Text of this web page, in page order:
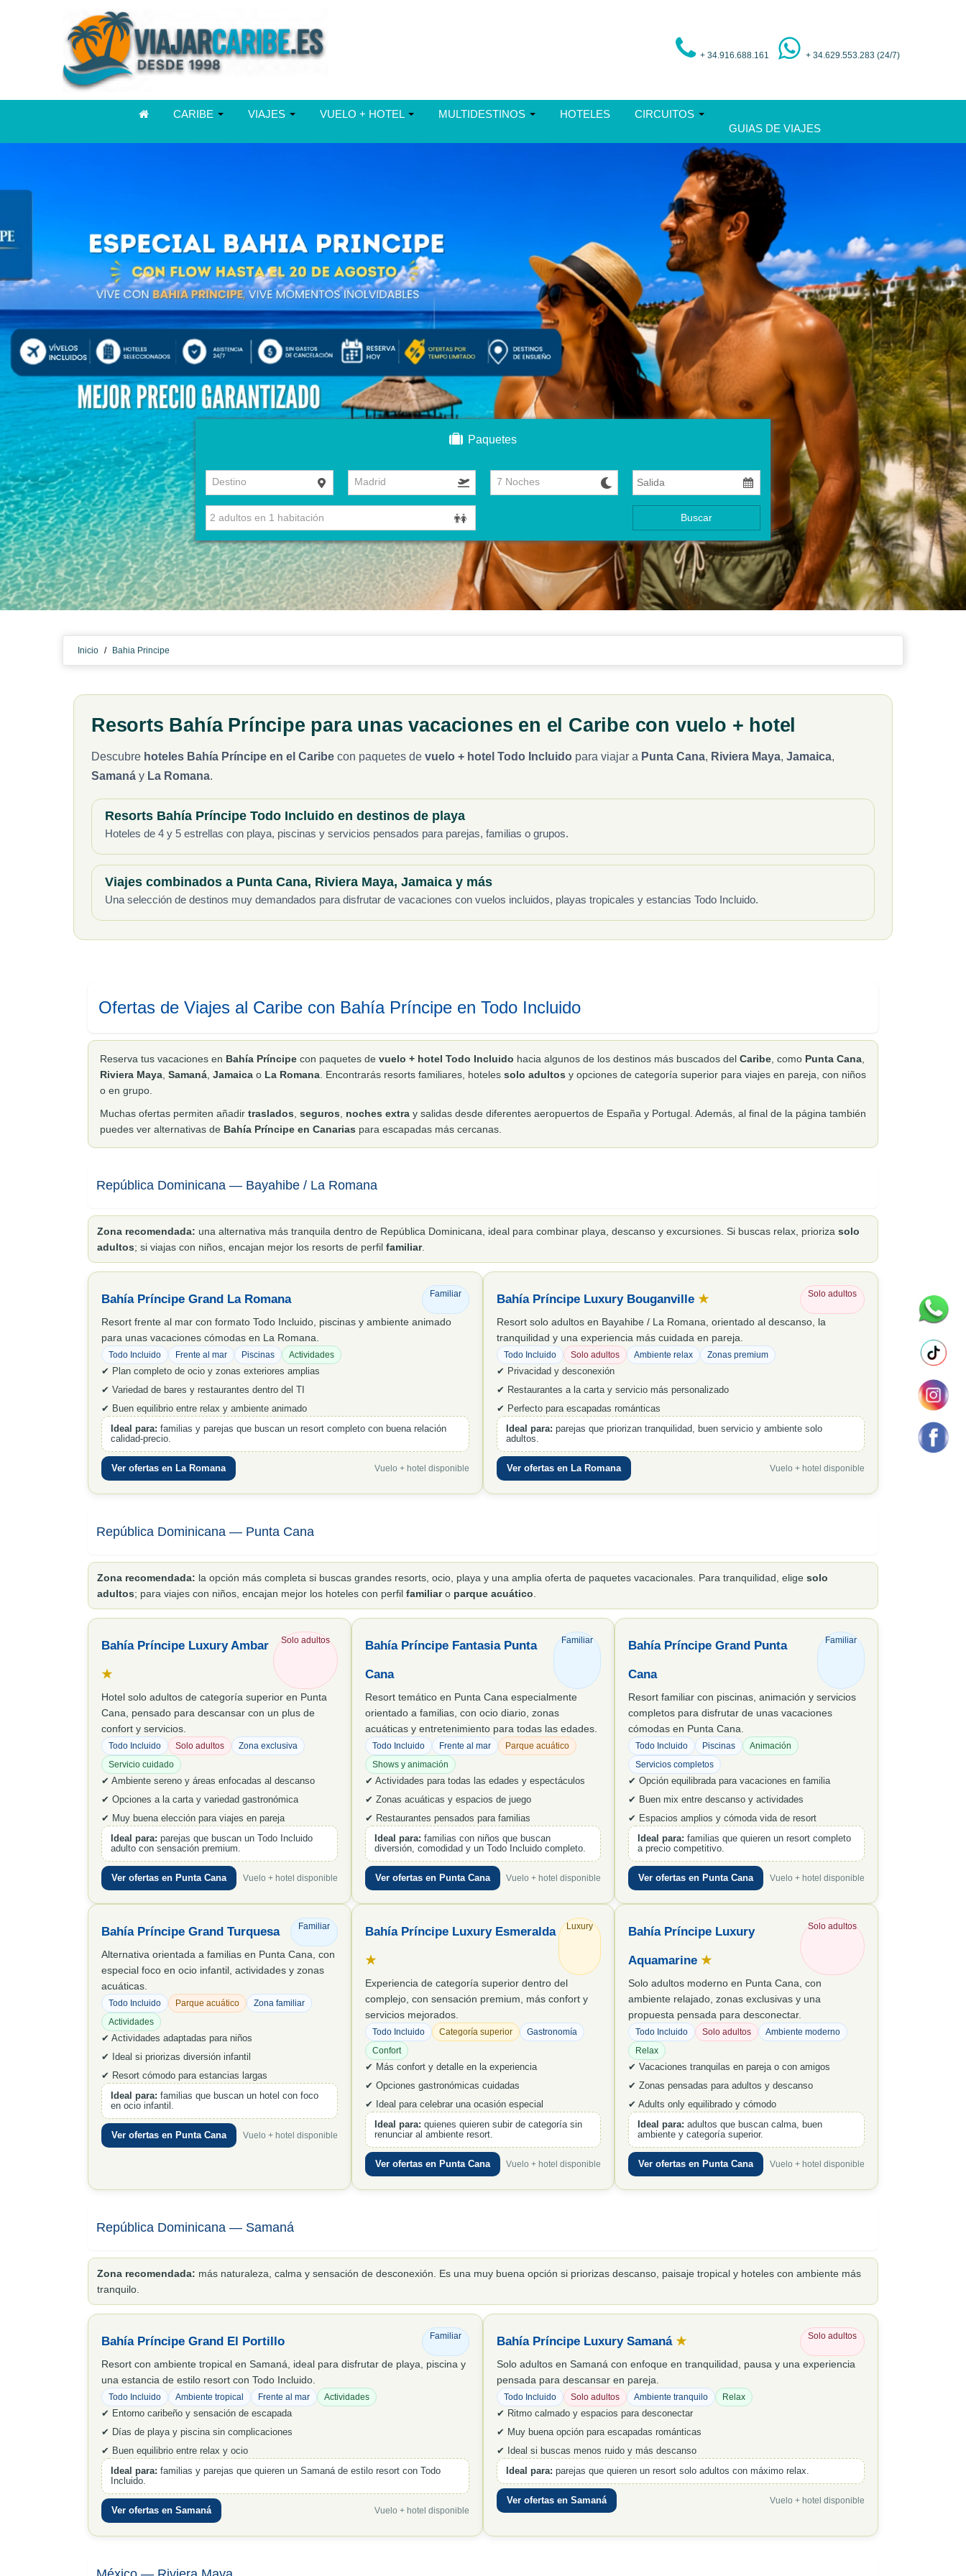
+ 34.916.688.161 + 34.629.553.283 (24/7)
CARIBE VIAJES VUELO + HOTEL MULTIDESTINOS HOTELES
CIRCUITOS
GUIAS DE VIAJES
Paquetes
Destino Madrid 7 Noches
Buscar
Inicio / Bahia Principe
Resorts Bahía Príncipe para unas vacaciones en el Caribe con vuelo + hotel
Descubre hoteles Bahía Príncipe en el Caribe con paquetes de vuelo + hotel Todo Incluido para viajar a Punta Cana, Riviera Maya, Jamaica,
Samaná y La Romana.
Resorts Bahía Príncipe Todo Incluido en destinos de playa
Hoteles de 4 y 5 estrellas con playa, piscinas y servicios pensados para parejas, familias o grupos.
Viajes combinados a Punta Cana, Riviera Maya, Jamaica y más
Una selección de destinos muy demandados para disfrutar de vacaciones con vuelos incluidos, playas tropicales y estancias Todo Incluido.
Ofertas de Viajes al Caribe con Bahía Príncipe en Todo Incluido
Reserva tus vacaciones en Bahía Príncipe con paquetes de vuelo + hotel Todo Incluido hacia algunos de los destinos más buscados del Caribe, como Punta Cana,
Riviera Maya, Samaná, Jamaica o La Romana. Encontrarás resorts familiares, hoteles solo adultos y opciones de categoría superior para viajes en pareja, con niños
o en grupo.
Muchas ofertas permiten añadir traslados, seguros, noches extra y salidas desde diferentes aeropuertos de España y Portugal. Además, al final de la página también
puedes ver alternativas de Bahía Príncipe en Canarias para escapadas más cercanas.
República Dominicana — Bayahibe / La Romana
Zona recomendada: una alternativa más tranquila dentro de República Dominicana, ideal para combinar playa, descanso y excursiones. Si buscas relax, prioriza solo
adultos; si viajas con niños, encajan mejor los resorts de perfil familiar.
Bahía Príncipe Grand La Romana Familiar
Resort frente al mar con formato Todo Incluido, piscinas y ambiente animado
para unas vacaciones cómodas en La Romana.
Todo Incluido Frente al mar Piscinas Actividades
✔ Plan completo de ocio y zonas exteriores amplias
✔ Variedad de bares y restaurantes dentro del TI
✔ Buen equilibrio entre relax y ambiente animado
Ideal para: familias y parejas que buscan un resort completo con buena relación
calidad-precio.
Ver ofertas en La Romana Vuelo + hotel disponible
Bahía Príncipe Luxury Bouganville ★ Solo adultos
Resort solo adultos en Bayahibe / La Romana, orientado al descanso, la
tranquilidad y una experiencia más cuidada en pareja.
Todo Incluido Solo adultos Ambiente relax Zonas premium
✔ Privacidad y desconexión
✔ Restaurantes a la carta y servicio más personalizado
✔ Perfecto para escapadas románticas
Ideal para: parejas que priorizan tranquilidad, buen servicio y ambiente solo
adultos.
Ver ofertas en La Romana Vuelo + hotel disponible
República Dominicana — Punta Cana
Zona recomendada: la opción más completa si buscas grandes resorts, ocio, playa y una amplia oferta de paquetes vacacionales. Para tranquilidad, elige solo
adultos; para viajes con niños, encajan mejor los hoteles con perfil familiaro parque acuático.
Bahía Príncipe Luxury Ambar
★
Solo adultos
Hotel solo adultos de categoría superior en Punta
Cana, pensado para descansar con un plus de
confort y servicios.
Todo Incluido Solo adultos
Zona exclusiva
Servicio cuidado
✔ Ambiente sereno y áreas enfocadas al descanso
✔ Opciones a la carta y variedad gastronómica
✔ Muy buena elección para viajes en pareja
Ideal para: parejas que buscan un Todo Incluido
adulto con sensación premium.
Ver ofertas en Punta Cana Vuelo + hotel disponible
Bahía Príncipe Fantasia Punta
Cana
Familiar
Resort temático en Punta Cana especialmente
orientado a familias, con ocio diario, zonas
acuáticas y entretenimiento para todas las edades.
Todo Incluido Frente al mar
Parque acuático
Shows y animación
✔ Actividades para todas las edades y espectáculos
✔ Zonas acuáticas y espacios de juego
✔ Restaurantes pensados para familias
Ideal para: familias con niños que buscan
diversión, comodidad y un Todo Incluido completo.
Ver ofertas en Punta Cana Vuelo + hotel disponible
Bahía Príncipe Grand Punta
Cana
Familiar
Resort familiar con piscinas, animación y servicios
completos para disfrutar de unas vacaciones
cómodas en Punta Cana.
Todo Incluido Piscinas
Animación
Servicios completos
✔ Opción equilibrada para vacaciones en familia
✔ Buen mix entre descanso y actividades
✔ Espacios amplios y cómoda vida de resort
Ideal para: familias que quieren un resort completo
a precio competitivo.
Ver ofertas en Punta Cana Vuelo + hotel disponible
Bahía Príncipe Grand Turquesa Familiar
Alternativa orientada a familias en Punta Cana, con
especial foco en ocio infantil, actividades y zonas
acuáticas.
Todo Incluido Parque acuático
Zona familiar
Actividades
✔ Actividades adaptadas para niños
✔ Ideal si priorizas diversión infantil
✔ Resort cómodo para estancias largas
Ideal para: familias que buscan un hotel con foco
en ocio infantil.
Ver ofertas en Punta Cana Vuelo + hotel disponible
Bahía Príncipe Luxury Esmeralda
★
Luxury
Experiencia de categoría superior dentro del
complejo, con sensación premium, más confort y
servicios mejorados.
Todo Incluido Categoría superior
Gastronomía
Confort
✔ Más confort y detalle en la experiencia
✔ Opciones gastronómicas cuidadas
✔ Ideal para celebrar una ocasión especial
Ideal para: quienes quieren subir de categoría sin
renunciar al ambiente resort.
Ver ofertas en Punta Cana Vuelo + hotel disponible
Bahía Príncipe Luxury
Aquamarine★
Solo adultos
Solo adultos moderno en Punta Cana, con
ambiente relajado, zonas exclusivas y una
propuesta pensada para desconectar.
Todo Incluido Solo adultos
Ambiente moderno
Relax
✔ Vacaciones tranquilas en pareja o con amigos
✔ Zonas pensadas para adultos y descanso
✔ Adults only equilibrado y cómodo
Ideal para: adultos que buscan calma, buen
ambiente y categoría superior.
Ver ofertas en Punta Cana Vuelo + hotel disponible
República Dominicana — Samaná
Zona recomendada: más naturaleza, calma y sensación de desconexión. Es una muy buena opción si priorizas descanso, paisaje tropical y hoteles con ambiente más
tranquilo.
Bahía Príncipe Grand El Portillo Familiar
Resort con ambiente tropical en Samaná, ideal para disfrutar de playa, piscina y
una estancia de estilo resort con Todo Incluido.
Todo Incluido Ambiente tropical Frente al mar Actividades
✔ Entorno caribeño y sensación de escapada
✔ Días de playa y piscina sin complicaciones
✔ Buen equilibrio entre relax y ocio
Ideal para: familias y parejas que quieren un Samaná de estilo resort con Todo
Incluido.
Ver ofertas en Samaná Vuelo + hotel disponible
Bahía Príncipe Luxury Samaná ★ Solo adultos
Solo adultos en Samaná con enfoque en tranquilidad, pausa y una experiencia
pensada para descansar en pareja.
Todo Incluido Solo adultos Ambiente tranquilo Relax
✔ Ritmo calmado y espacios para desconectar
✔ Muy buena opción para escapadas románticas
✔ Ideal si buscas menos ruido y más descanso
Ideal para: parejas que quieren un resort solo adultos con máximo relax.
Ver ofertas en Samaná Vuelo + hotel disponible